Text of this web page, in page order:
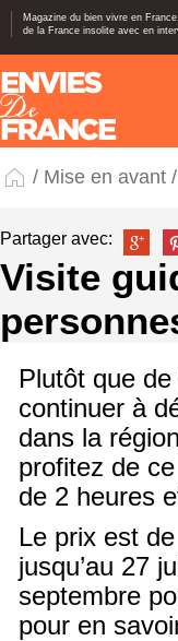
Magazine du bien vivre en
de la France insolite avec en
/ Mise en avant /
Partager avec:
Visite
Plutôt que
continuer à
dans la
profitez de ce
de 2 heures
Le prix est
jusqu’au 27
septembre
pour en